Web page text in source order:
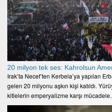
20 milyon tek ses: Kahrolsun
Irak’ta Necef’ten Kerbela’ya yapılan
gelen 20 milyonu aşkın kişi katıldı.
kitlelerin emperyalizme karşı